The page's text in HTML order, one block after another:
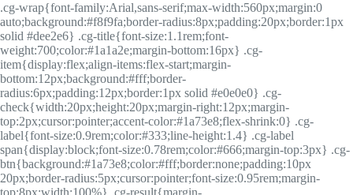
.cg-wrap{font-family:Arial,sans-serif;max-width:560px;margin:0
auto;background:#f8f9fa;border-radius:8px;padding:20px;border:1px
solid #dee2e6} .cg-title{font-size:1.1rem;font-
weight:700;color:#1a1a2e;margin-bottom:16px} .cg-
item{display:flex;align-items:flex-start;margin-
bottom:12px;background:#fff;border-
radius:6px;padding:12px;border:1px solid #e0e0e0} .cg-
check{width:20px;height:20px;margin-right:12px;margin-
top:2px;cursor:pointer;accent-color:#1a73e8;flex-shrink:0} .cg-
label{font-size:0.9rem;color:#333;line-height:1.4} .cg-label
span{display:block;font-size:0.78rem;color:#666;margin-top:3px} .cg-
btn{background:#1a73e8;color:#fff;border:none;padding:10px
20px;border-radius:5px;cursor:pointer;font-size:0.95rem;margin-